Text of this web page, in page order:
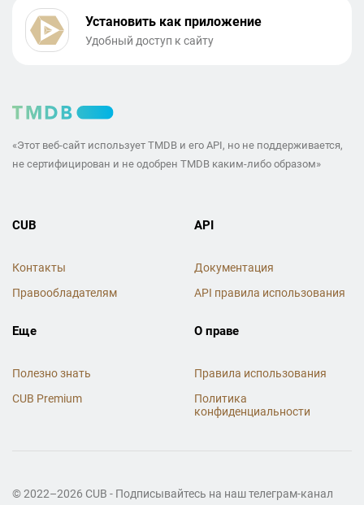
Установить как приложение
Удобный доступ к сайту
«Этот веб-сайт использует TMDB и его API, но не поддерживается,
не сертифицирован и не одобрен TMDB каким-либо образом»
CUB
Контакты
Правообладателям
API
Документация
API правила использования
Еще
Полезно знать
CUB Premium
О праве
Правила использования
Политика
конфиденциальности
© 2022–2026 CUB - Подписывайтесь на наш телеграм-канал